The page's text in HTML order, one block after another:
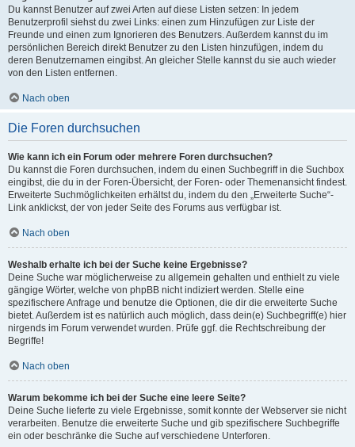
Du kannst Benutzer auf zwei Arten auf diese Listen setzen: In jedem
Benutzerprofil siehst du zwei Links: einen zum Hinzufügen zur Liste der
Freunde und einen zum Ignorieren des Benutzers. Außerdem kannst du im
persönlichen Bereich direkt Benutzer zu den Listen hinzufügen, indem du
deren Benutzernamen eingibst. An gleicher Stelle kannst du sie auch wieder
von den Listen entfernen.
Nach oben
Die Foren durchsuchen
Wie kann ich ein Forum oder mehrere Foren durchsuchen?
Du kannst die Foren durchsuchen, indem du einen Suchbegriff in die Suchbox
eingibst, die du in der Foren-Übersicht, der Foren- oder Themenansicht findest.
Erweiterte Suchmöglichkeiten erhältst du, indem du den „Erweiterte Suche“-
Link anklickst, der von jeder Seite des Forums aus verfügbar ist.
Nach oben
Weshalb erhalte ich bei der Suche keine Ergebnisse?
Deine Suche war möglicherweise zu allgemein gehalten und enthielt zu viele
gängige Wörter, welche von phpBB nicht indiziert werden. Stelle eine
spezifischere Anfrage und benutze die Optionen, die dir die erweiterte Suche
bietet. Außerdem ist es natürlich auch möglich, dass dein(e) Suchbegriff(e) hier
nirgends im Forum verwendet wurden. Prüfe ggf. die Rechtschreibung der
Begriffe!
Nach oben
Warum bekomme ich bei der Suche eine leere Seite?
Deine Suche lieferte zu viele Ergebnisse, somit konnte der Webserver sie nicht
verarbeiten. Benutze die erweiterte Suche und gib spezifischere Suchbegriffe
ein oder beschränke die Suche auf verschiedene Unterforen.